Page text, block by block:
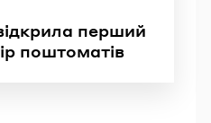
перший
поштоматів